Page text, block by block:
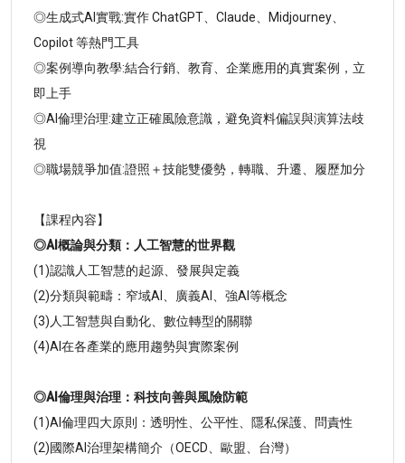
◎生成式AI實戰:實作 ChatGPT、Claude、Midjourney、
Copilot 等熱門工具
◎案例導向教學:結合行銷、教育、企業應用的真實案例，立
即上手
◎AI倫理治理:建立正確風險意識，避免資料偏誤與演算法歧
視
◎職場競爭加值:證照＋技能雙優勢，轉職、升遷、履歷加分
【課程內容】
◎AI概論與分類：人工智慧的世界觀
(1)認識人工智慧的起源、發展與定義
(2)分類與範疇：窄域AI、廣義AI、強AI等概念
(3)人工智慧與自動化、數位轉型的關聯
(4)AI在各產業的應用趨勢與實際案例
◎AI倫理與治理：科技向善與風險防範
(1)AI倫理四大原則：透明性、公平性、隱私保護、問責性
(2)國際AI治理架構簡介（OECD、歐盟、台灣）